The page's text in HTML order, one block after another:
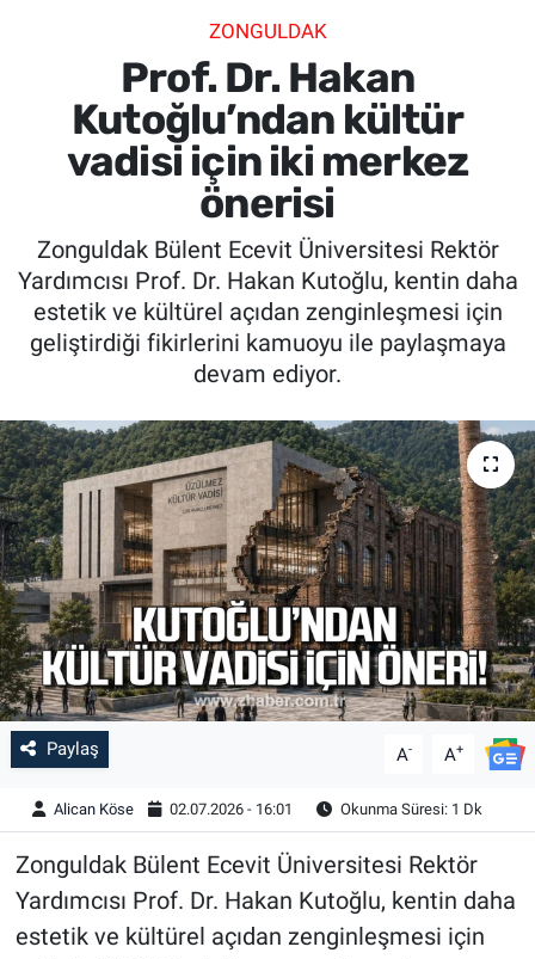
ZONGULDAK
Prof. Dr. Hakan
Kutoğlu’ndan kültür
vadisi için iki merkez
önerisi
Zonguldak Bülent Ecevit Üniversitesi Rektör
Yardımcısı Prof. Dr. Hakan Kutoğlu, kentin daha
estetik ve kültürel açıdan zenginleşmesi için
geliştirdiği fikirlerini kamuoyu ile paylaşmaya
devam ediyor.
Paylaş A- A+
Alican Köse 02.07.2026 - 16:01 Okunma Süresi: 1 Dk
Zonguldak Bülent Ecevit Üniversitesi Rektör
Yardımcısı Prof. Dr. Hakan Kutoğlu, kentin daha
estetik ve kültürel açıdan zenginleşmesi için
SPOR
SAĞLIK